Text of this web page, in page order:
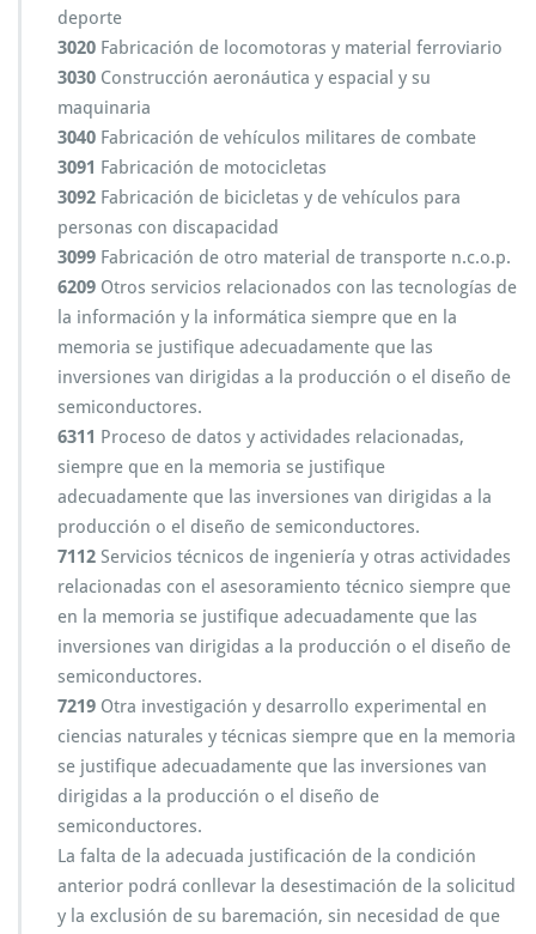
deporte
3020 Fabricación de locomotoras y material ferroviario
3030 Construcción aeronáutica y espacial y su
maquinaria
3040 Fabricación de vehículos militares de combate
3091 Fabricación de motocicletas
3092 Fabricación de bicicletas y de vehículos para
personas con discapacidad
3099 Fabricación de otro material de transporte n.c.o.p.
6209 Otros servicios relacionados con las tecnologías de
la información y la informática siempre que en la
memoria se justifique adecuadamente que las
inversiones van dirigidas a la producción o el diseño de
semiconductores.
6311 Proceso de datos y actividades relacionadas,
siempre que en la memoria se justifique
adecuadamente que las inversiones van dirigidas a la
producción o el diseño de semiconductores.
7112 Servicios técnicos de ingeniería y otras actividades
relacionadas con el asesoramiento técnico siempre que
en la memoria se justifique adecuadamente que las
inversiones van dirigidas a la producción o el diseño de
semiconductores.
7219 Otra investigación y desarrollo experimental en
ciencias naturales y técnicas siempre que en la memoria
se justifique adecuadamente que las inversiones van
dirigidas a la producción o el diseño de
semiconductores.
La falta de la adecuada justificación de la condición
anterior podrá conllevar la desestimación de la solicitud
y la exclusión de su baremación, sin necesidad de que